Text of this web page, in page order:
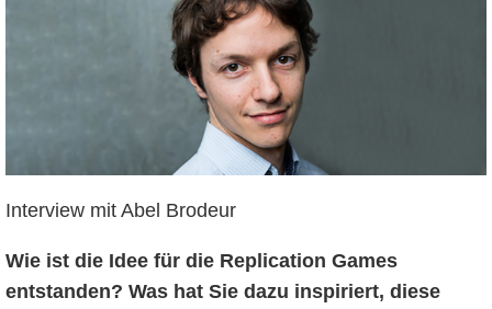
Interview mit Abel Brodeur
Wie ist die Idee für die Replication Games
entstanden? Was hat Sie dazu inspiriert, diese